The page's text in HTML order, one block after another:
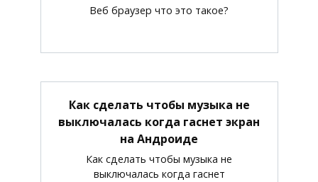
Веб браузер что это такое?
Как сделать чтобы музыка не
выключалась когда гаснет экран
на Андроиде
Как сделать чтобы музыка не
выключалась когда гаснет